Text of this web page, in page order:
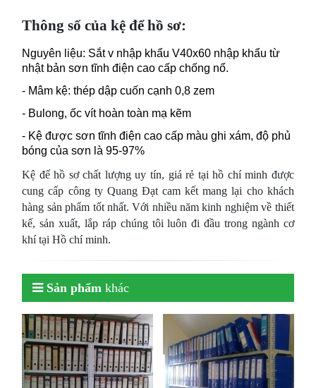
Thông số của kệ để hồ sơ:
Nguyên liệu: Sắt v nhập khẩu V40x60 nhập khẩu từ
nhật bản sơn tĩnh điện cao cấp chống nổ.
- Mâm kệ: thép dập cuốn cạnh 0,8 zem
- Bulong, ốc vít hoàn toàn mạ kẽm
- Kệ được sơn tĩnh điện cao cấp màu ghi xám, độ phủ
bóng của sơn là 95-97%
Kệ để hồ sơ chất lượng uy tín, giá rẻ tại hồ chí minh được
cung cấp công ty Quang Đạt cam kết mang lại cho khách
hàng sản phẩm tốt nhất. Với nhiều năm kinh nghiệm về thiết
kế, sản xuất, lắp ráp chúng tôi luôn đi đầu trong ngành cơ
khí tại Hồ chí minh.
Sản phẩm khác